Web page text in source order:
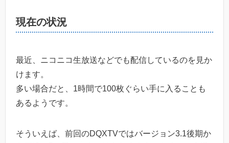
現在の状況
最近、ニコニコ生放送などでも配信しているのを見か
けます。
多い場合だと、1時間で100枚ぐらい手に入ることも
あるようです。
そういえば、前回のDQXTVではバージョン3.1後期か